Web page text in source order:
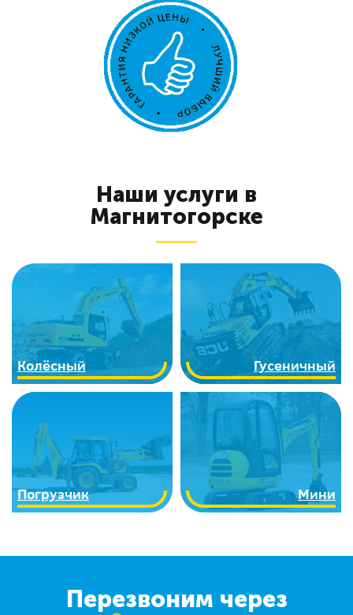
Наши услуги в
Магнитогорске
Колёсный Гусеничный
Погрузчик Мини
Перезвоним через